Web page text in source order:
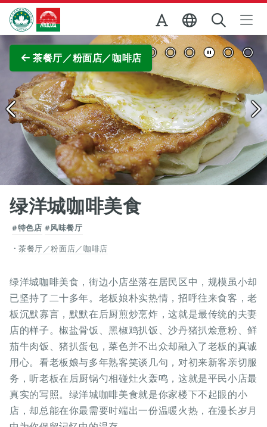
跳至主内容
澳门特别行政区政府旅游局
茶餐厅／粉面店／咖啡店
查看原图
绿洋城咖啡美食
#特色店 #风味餐厅
茶餐厅／粉面店／咖啡店
绿洋城咖啡美食，街边小店坐落在居民区中，规模虽小却
已坚持了二十多年。老板娘朴实热情，招呼往来食客，老
板沉默寡言，默默在后厨煎炒烹炸，这就是最传统的夫妻
店的样子。椒盐骨饭、黑椒鸡扒饭、沙丹猪扒烩意粉、鲜
茄牛肉饭、猪扒蛋包，菜色并不出众却融入了老板的真诚
用心。看老板娘与多年熟客笑谈几句，对初来新客亲切服
务，听老板在后厨锅勺相碰灶火轰鸣，这就是平民小店最
真实的写照。绿洋城咖啡美食就是你家楼下不起眼的小
店，却总能在你最需要时端出一份温暖火热，在漫长岁月